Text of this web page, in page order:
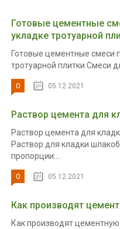
Готовые цементные
укладке тротуарной
Готовые цементные смеси
тротуарной плитки Смеси
0 05.12.2021
Раствор цемента для
Раствор цемента для
Раствор для кладки
пропорции:...
0 05.12.2021
Как производят
Как производят цементную